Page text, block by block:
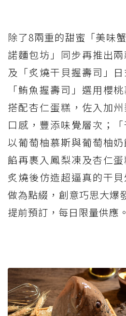
除了8兩重的甜蜜「美味
諾麵包坊」同步再推出兩
及「炙燒干貝握壽司」
「鮪魚握壽司」選用櫻
搭配杏仁蛋糕，佐入加
口感，豐添味覺層次；「
以葡萄柚慕斯與葡萄柚
餡再裹入鳳梨凍及杏仁
炙燒後仿造超逼真的干
做為點綴，創意巧思大爆
提前預訂，每日限量供應。